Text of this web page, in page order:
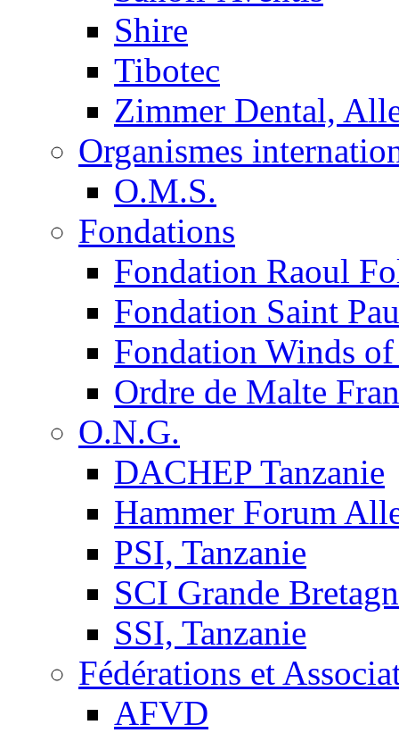
Shire
Tibotec
Zimmer Dental,
Organismes
O.M.S.
Fondations
Fondation Raoul
Fondation Saint
Fondation Winds
Ordre de Malte
O.N.G.
DACHEP Tanzanie
Hammer Forum
PSI, Tanzanie
SCI Grande
SSI, Tanzanie
Fédérations et
AFVD